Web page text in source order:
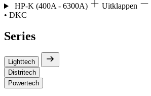
HP-K (400A - 6300A)
Uitklappen
• DKC
Series
Lighttech
Distritech
Powertech